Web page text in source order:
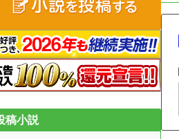
稿小説